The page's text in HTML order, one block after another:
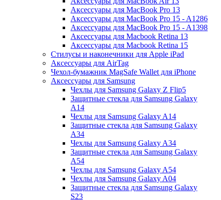
Аксессуары для MacBook Pro 13
Аксессуары для MacBook Pro 15 - A1286
Аксессуары для MacBook Pro 15 - A1398
Аксессуары для Macbook Retina 13
Аксессуары для Macbook Retina 15
Стилусы и наконечники для Apple iPad
Аксессуары для AirTag
Чехол-бумажник MagSafe Wallet для iPhone
Аксессуары для Samsung
Чехлы для Samsung Galaxy Z Flip5
Защитные стекла для Samsung Galaxy
A14
Чехлы для Samsung Galaxy A14
Защитные стекла для Samsung Galaxy
A34
Чехлы для Samsung Galaxy A34
Защитные стекла для Samsung Galaxy
A54
Чехлы для Samsung Galaxy A54
Чехлы для Samsung Galaxy A04
Защитные стекла для Samsung Galaxy
S23